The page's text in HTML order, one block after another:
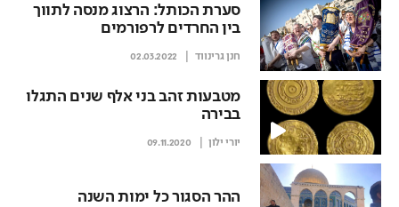
סערת הכותל: הרצוג מנסה לתווך
בין החרדים לרפורמים
חנן גרינווד 02.03.2022
מטבעות זהב בני אלף שנים התגלו
בבירה
יורי ילון 09.11.2020
ההר הסגור כל ימות השנה